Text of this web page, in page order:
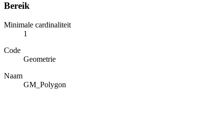
Bereik
Minimale cardinaliteit
1
Code
Geometrie
Naam
GM_Polygon